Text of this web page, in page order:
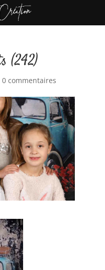
(242)
0 commentaires